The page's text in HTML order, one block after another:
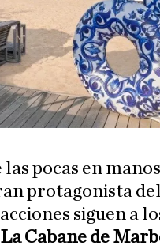
pocas en manos
protagonista
siguen a
La Cabane de